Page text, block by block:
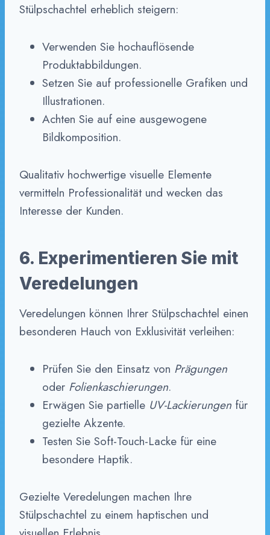
Stülpschachtel erheblich steigern:
Verwenden Sie hochauflösende
Produktabbildungen.
Setzen Sie auf professionelle Grafiken und
Illustrationen.
Achten Sie auf eine ausgewogene
Bildkomposition.
Qualitativ hochwertige visuelle Elemente
vermitteln Professionalität und wecken das
Interesse der Kunden.
6. Experimentieren Sie mit
Veredelungen
Veredelungen können Ihrer Stülpschachtel einen
besonderen Hauch von Exklusivität verleihen:
Prüfen Sie den Einsatz von Prägungen
oder Folienkaschierungen.
Erwägen Sie partielle UV-Lackierungen für
gezielte Akzente.
Testen Sie Soft-Touch-Lacke für eine
besondere Haptik.
Gezielte Veredelungen machen Ihre
Stülpschachtel zu einem haptischen und